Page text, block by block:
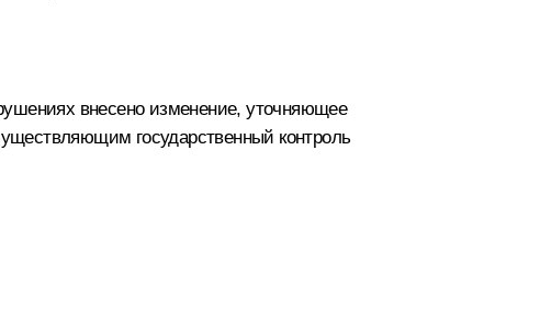
внесено изменение, уточняющее
государственный контроль